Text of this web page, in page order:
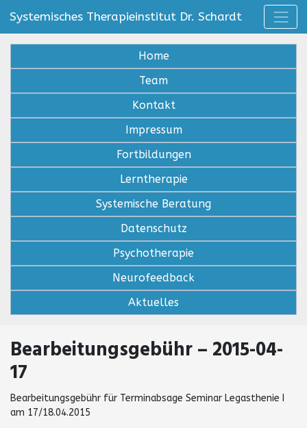
Systemisches Therapieinstitut Dr. Schardt
Home
Team
Kontakt
Impressum
Fortbildungen
Lerntherapie
Systemische Beratung
Datenschutz
Psychotherapie
Neurofeedback
Aktuelles
Bearbeitungsgebühr – 2015-04-
17
Bearbeitungsgebühr für Terminabsage Seminar Legasthenie I
am 17/18.04.2015